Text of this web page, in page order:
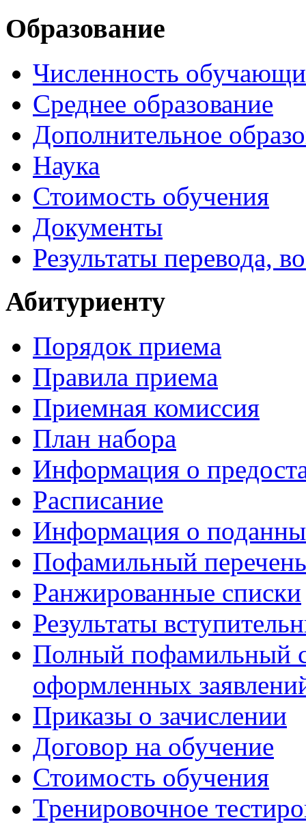
Образование
Численность
Среднее образование
Дополнительное
Наука
Стоимость обучения
Документы
Результаты перевода,
Абитуриенту
Порядок приема
Правила приема
Приемная комиссия
План набора
Информация о
Расписание
Информация о
Пофамильный
Ранжированные списки
Результаты
Полный пофамильный
оформленных
Приказы о зачислении
Договор на обучение
Стоимость обучения
Тренировочное